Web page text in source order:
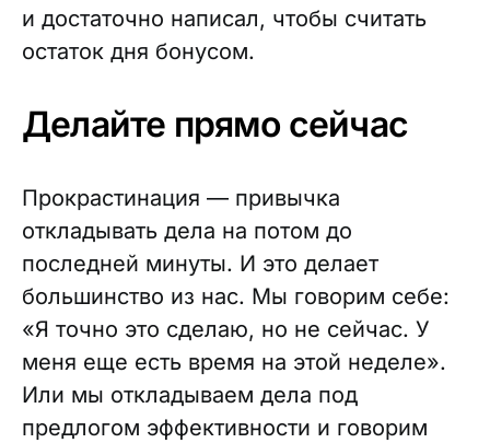
и достаточно написал, чтобы считать
остаток дня бонусом.
Делайте прямо сейчас
Прокрастинация — привычка
откладывать дела на потом до
последней минуты. И это делает
большинство из нас. Мы говорим себе:
«Я точно это сделаю, но не сейчас. У
меня еще есть время на этой неделе».
Или мы откладываем дела под
предлогом эффективности и говорим